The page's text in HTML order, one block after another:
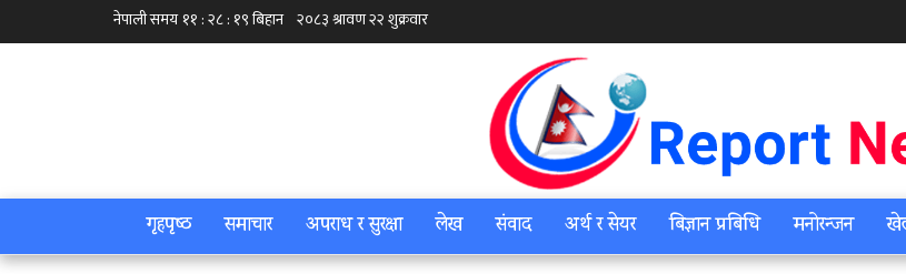
गृहपृष्‍ठ समाचार अपराध र सुरक्षा लेख संवाद अर्थ र सेयर बिज्ञान प्रबिधि मनोरन्जन